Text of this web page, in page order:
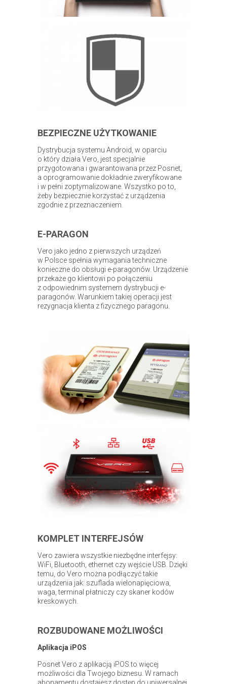
BEZPIECZNE UŻYTKOWANIE
Dystrybucja systemu Android, w oparciu
o który działa Vero, jest specjalnie
przygotowana i gwarantowana przez Posnet,
a oprogramowanie dokładnie zweryfikowane
i w pełni zoptymalizowane. Wszystko po to,
żeby bezpiecznie korzystać z urządzenia
zgodnie z przeznaczeniem.
E-PARAGON
Vero jako jedno z pierwszych urządzeń
w Polsce spełnia wymagania techniczne
konieczne do obsługi e-paragonów. Urządzenie
przekaże go klientowi po połączeniu
z odpowiednim systemem dystrybucji e-
paragonów. Warunkiem takiej operacji jest
rezygnacja klienta z fizycznego paragonu.
KOMPLET INTERFEJSÓW
Vero zawiera wszystkie niezbędne interfejsy:
WiFi, Bluetooth, ethernet czy wejście USB. Dzięki
temu, do Vero można podłączyć takie
urządzenia jak: szuflada wielonapięciowa,
waga, terminal płatniczy czy skaner kodów
kreskowych.
ROZBUDOWANE MOŻLIWOŚCI
Aplikacja iPOS
Posnet Vero z aplikacją iPOS to więcej
możliwości dla Twojego biznesu. W ramach
abonamentu dostajesz dostęp do uniwersalnej